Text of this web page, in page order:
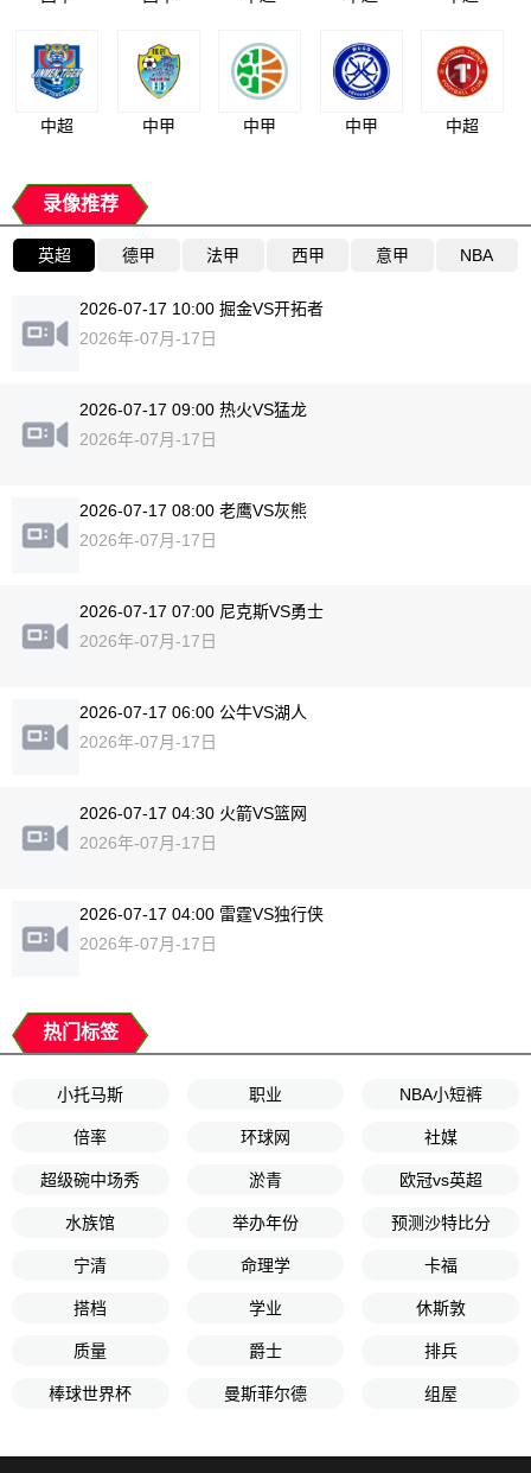
中超 中甲 中甲 中甲 中超
录像推荐
英超 德甲 法甲 西甲 意甲 NBA
2026-07-17 10:00 掘金VS开拓者
2026年-07月-17日
2026-07-17 09:00 热火VS猛龙
2026年-07月-17日
2026-07-17 08:00 老鹰VS灰熊
2026年-07月-17日
2026-07-17 07:00 尼克斯VS勇士
2026年-07月-17日
2026-07-17 06:00 公牛VS湖人
2026年-07月-17日
2026-07-17 04:30 火箭VS篮网
2026年-07月-17日
2026-07-17 04:00 雷霆VS独行侠
2026年-07月-17日
热门标签
小托马斯 职业 NBA小短裤
倍率 环球网 社媒
超级碗中场秀 淤青 欧冠vs英超
水族馆 举办年份 预测沙特比分
宁清 命理学 卡福
搭档 学业 休斯敦
质量 爵士 排兵
棒球世界杯 曼斯菲尔德 组屋